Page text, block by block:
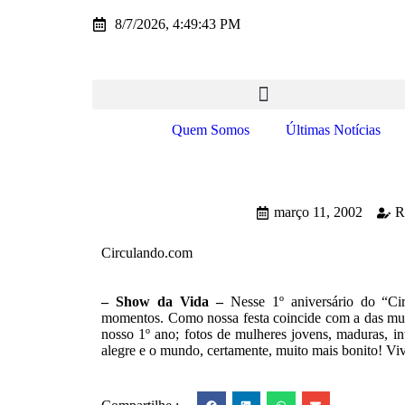
8/7/2026, 4:49:43 PM
Quem Somos Últimas Notícias
março 11, 2002
Circulando.com
– Show da Vida – Nesse 1º aniversário do
momentos. Como nossa festa coincide com a das
nosso 1º ano; fotos de mulheres jovens, maduras,
alegre e o mundo, certamente, muito mais bonito!